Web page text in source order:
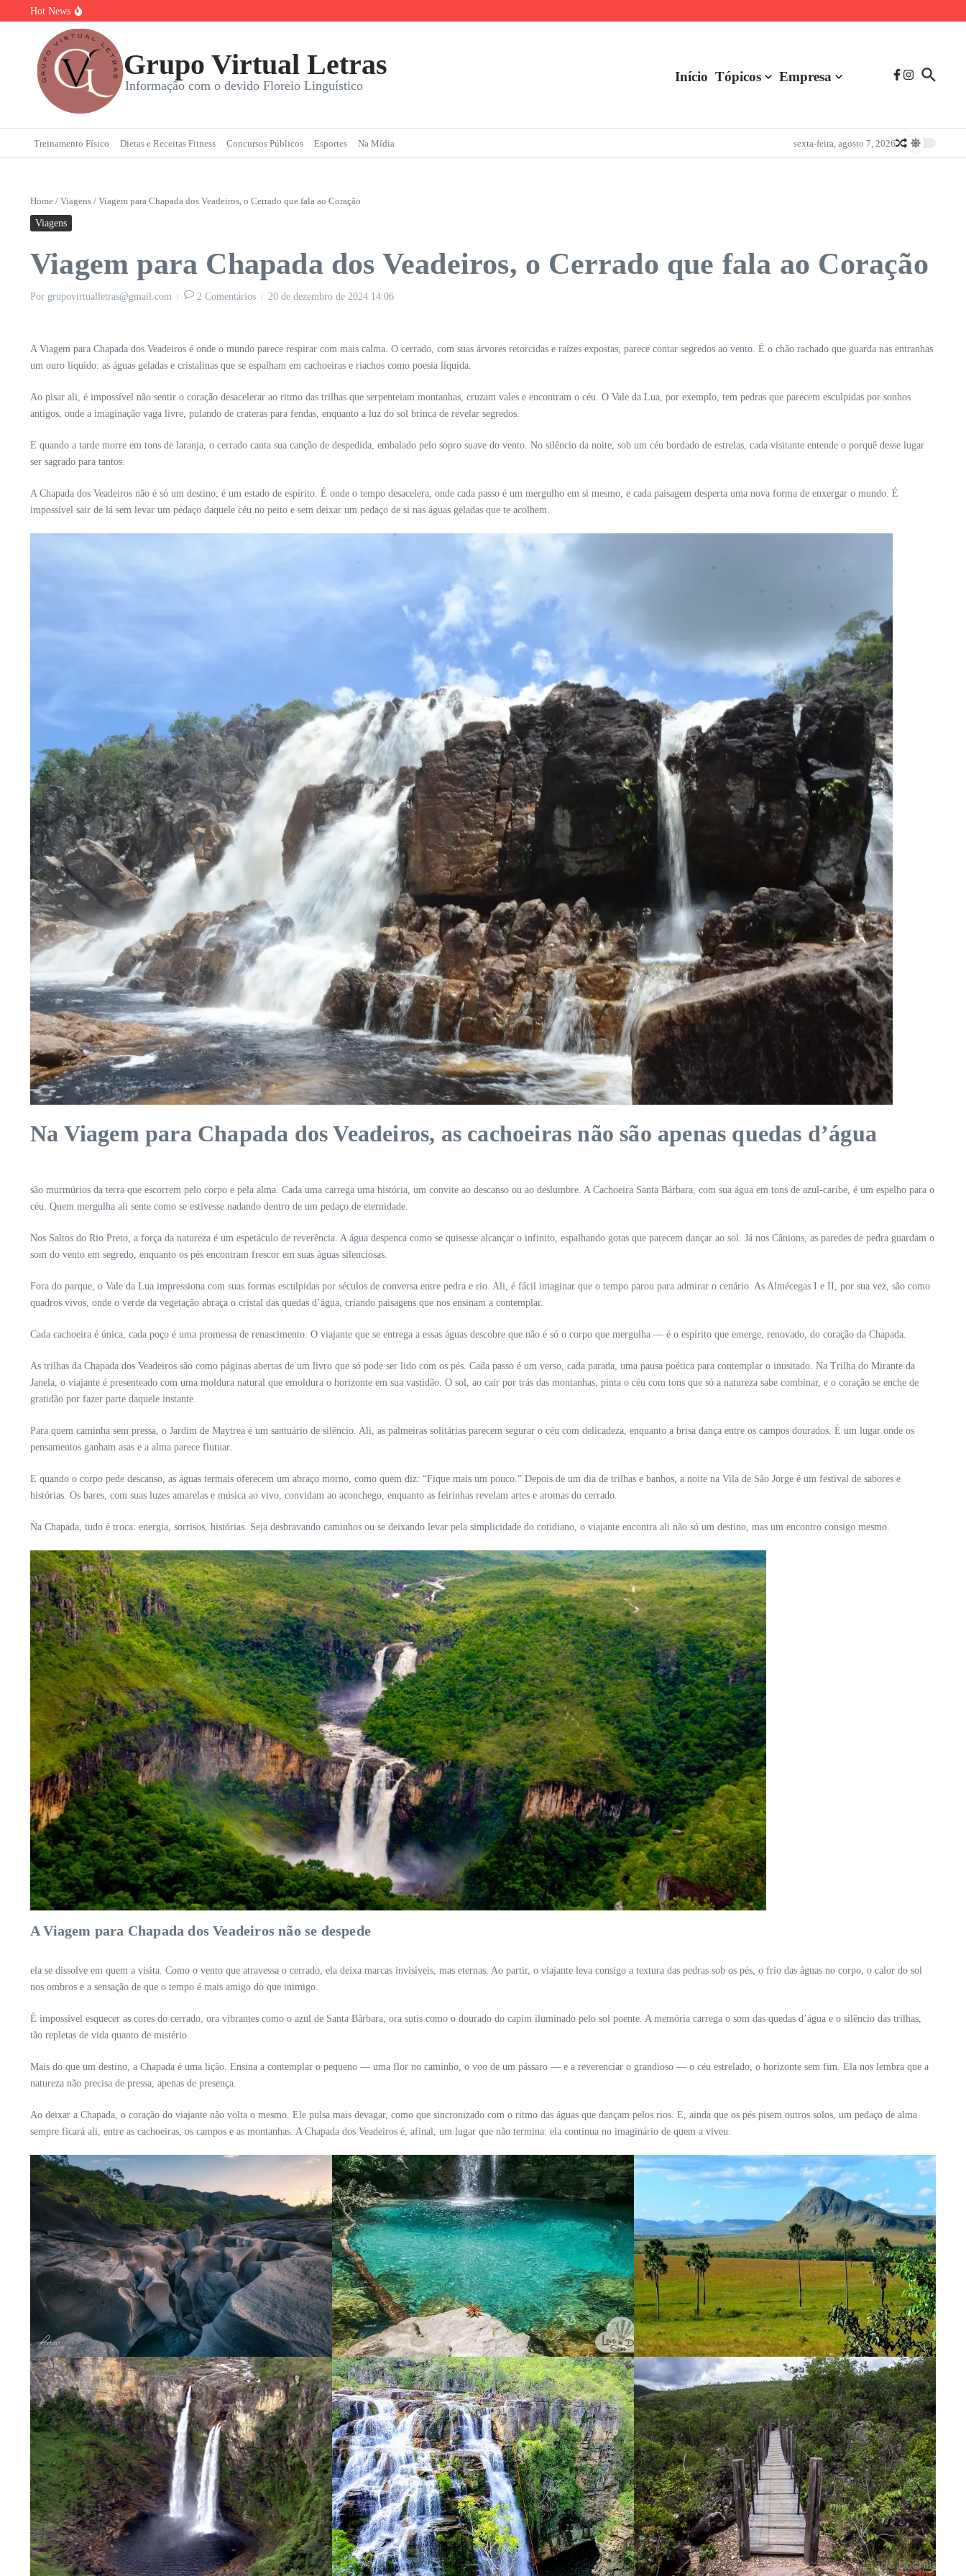
Ir para o conteúdo
Hot News
Strogonoff de frango light: A Receita Definitiva para Ganhar Massa com Prazer
Plano de 7 Dias de Treino, Energia e Nutrição
Grupo Virtual Letras
Informação com o devido Floreio Linguístico
Início Tópicos Empresa
Treinamento Físico Dietas e Receitas Fitness Concursos Públicos Esportes Na Mídia sexta-feira, agosto 7, 2026
Home / Viagens / Viagem para Chapada dos Veadeiros, o Cerrado que fala ao Coração
Viagens
Viagem para Chapada dos Veadeiros, o Cerrado que fala ao Coração
Por grupovirtualletras@gmail.com 2 Comentários 20 de dezembro de 2024 14:06
A Viagem para Chapada dos Veadeiros é onde o mundo parece respirar com mais calma. O cerrado, com suas árvores retorcidas e raízes expostas, parece contar segredos ao vento. É o chão rachado que guarda nas entranhas
um ouro líquido: as águas geladas e cristalinas que se espalham em cachoeiras e riachos como poesia líquida.
Ao pisar ali, é impossível não sentir o coração desacelerar ao ritmo das trilhas que serpenteiam montanhas, cruzam vales e encontram o céu. O Vale da Lua, por exemplo, tem pedras que parecem esculpidas por sonhos
antigos, onde a imaginação vaga livre, pulando de crateras para fendas, enquanto a luz do sol brinca de revelar segredos.
E quando a tarde morre em tons de laranja, o cerrado canta sua canção de despedida, embalado pelo sopro suave do vento. No silêncio da noite, sob um céu bordado de estrelas, cada visitante entende o porquê desse lugar
ser sagrado para tantos.
A Chapada dos Veadeiros não é só um destino; é um estado de espírito. É onde o tempo desacelera, onde cada passo é um mergulho em si mesmo, e cada paisagem desperta uma nova forma de enxergar o mundo. É
impossível sair de lá sem levar um pedaço daquele céu no peito e sem deixar um pedaço de si nas águas geladas que te acolhem.
Na Viagem para Chapada dos Veadeiros, as cachoeiras não são apenas quedas d’água
são murmúrios da terra que escorrem pelo corpo e pela alma. Cada uma carrega uma história, um convite ao descanso ou ao deslumbre. A Cachoeira Santa Bárbara, com sua água em tons de azul-caribe, é um espelho para o
céu. Quem mergulha ali sente como se estivesse nadando dentro de um pedaço de eternidade.
Nos Saltos do Rio Preto, a força da natureza é um espetáculo de reverência. A água despenca como se quisesse alcançar o infinito, espalhando gotas que parecem dançar ao sol. Já nos Cânions, as paredes de pedra guardam o
som do vento em segredo, enquanto os pés encontram frescor em suas águas silenciosas.
Fora do parque, o Vale da Lua impressiona com suas formas esculpidas por séculos de conversa entre pedra e rio. Ali, é fácil imaginar que o tempo parou para admirar o cenário. As Almécegas I e II, por sua vez, são como
quadros vivos, onde o verde da vegetação abraça o cristal das quedas d’água, criando paisagens que nos ensinam a contemplar.
Cada cachoeira é única, cada poço é uma promessa de renascimento. O viajante que se entrega a essas águas descobre que não é só o corpo que mergulha — é o espírito que emerge, renovado, do coração da Chapada.
As trilhas da Chapada dos Veadeiros são como páginas abertas de um livro que só pode ser lido com os pés. Cada passo é um verso, cada parada, uma pausa poética para contemplar o inusitado. Na Trilha do Mirante da
Janela, o viajante é presenteado com uma moldura natural que emoldura o horizonte em sua vastidão. O sol, ao cair por trás das montanhas, pinta o céu com tons que só a natureza sabe combinar, e o coração se enche de
gratidão por fazer parte daquele instante.
Para quem caminha sem pressa, o Jardim de Maytrea é um santuário de silêncio. Ali, as palmeiras solitárias parecem segurar o céu com delicadeza, enquanto a brisa dança entre os campos dourados. É um lugar onde os
pensamentos ganham asas e a alma parece flutuar.
E quando o corpo pede descanso, as águas termais oferecem um abraço morno, como quem diz: “Fique mais um pouco.” Depois de um dia de trilhas e banhos, a noite na Vila de São Jorge é um festival de sabores e
histórias. Os bares, com suas luzes amarelas e música ao vivo, convidam ao aconchego, enquanto as feirinhas revelam artes e aromas do cerrado.
Na Chapada, tudo é troca: energia, sorrisos, histórias. Seja desbravando caminhos ou se deixando levar pela simplicidade do cotidiano, o viajante encontra ali não só um destino, mas um encontro consigo mesmo.
A Viagem para Chapada dos Veadeiros não se despede
ela se dissolve em quem a visita. Como o vento que atravessa o cerrado, ela deixa marcas invisíveis, mas eternas. Ao partir, o viajante leva consigo a textura das pedras sob os pés, o frio das águas no corpo, o calor do sol
nos ombros e a sensação de que o tempo é mais amigo do que inimigo.
É impossível esquecer as cores do cerrado, ora vibrantes como o azul de Santa Bárbara, ora sutis como o dourado do capim iluminado pelo sol poente. A memória carrega o som das quedas d’água e o silêncio das trilhas,
tão repletas de vida quanto de mistério.
Mais do que um destino, a Chapada é uma lição. Ensina a contemplar o pequeno — uma flor no caminho, o voo de um pássaro — e a reverenciar o grandioso — o céu estrelado, o horizonte sem fim. Ela nos lembra que a
natureza não precisa de pressa, apenas de presença.
Ao deixar a Chapada, o coração do viajante não volta o mesmo. Ele pulsa mais devagar, como que sincronizado com o ritmo das águas que dançam pelos rios. E, ainda que os pés pisem outros solos, um pedaço de alma
sempre ficará ali, entre as cachoeiras, os campos e as montanhas. A Chapada dos Veadeiros é, afinal, um lugar que não termina: ela continua no imaginário de quem a viveu.